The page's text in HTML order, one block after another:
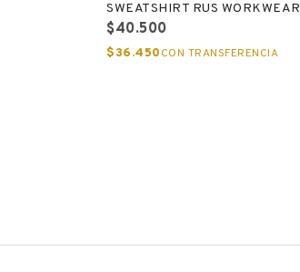
SWEATSHIRT RUS WORKWEAR
$40.500
$36.450CON TRANSFERENCIA